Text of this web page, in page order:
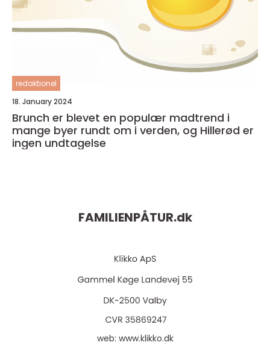
redaktionel
18. January 2024
Brunch er blevet en populær madtrend i
mange byer rundt om i verden, og Hillerød er
ingen undtagelse
FAMILIENPÅTUR.dk
web: www.klikko.dk